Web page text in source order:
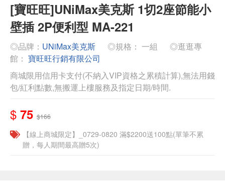
[寶旺旺]UNiMax美克斯 1切2座節能小
壁插 2P便利型 MA-221
◎品牌： UNiMax美克斯 ◎規格： 一組
◎逛逛專
館： 寶旺旺行銷有限公司
商城限用信用卡支付(不納入VIP資格之累積計算),無法用錢
包/紅利點數,無搬運上樓服務及指定日期/時間.
$ 75 $166
【線上商城限定】_0729-0820 滿$2200送100點(單筆不累
贈，每人期間最高贈5次)